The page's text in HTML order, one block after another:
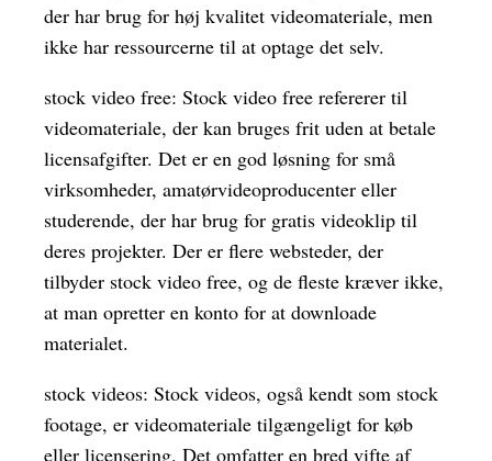
der har brug for høj kvalitet videomateriale, men
ikke har ressourcerne til at optage det selv.
stock video free: Stock video free refererer til
videomateriale, der kan bruges frit uden at betale
licensafgifter. Det er en god løsning for små
virksomheder, amatørvideoproducenter eller
studerende, der har brug for gratis videoklip til
deres projekter. Der er flere websteder, der
tilbyder stock video free, og de fleste kræver ikke,
at man opretter en konto for at downloade
materialet.
stock videos: Stock videos, også kendt som stock
footage, er videomateriale tilgængeligt for køb
eller licensering. Det omfatter en bred vifte af